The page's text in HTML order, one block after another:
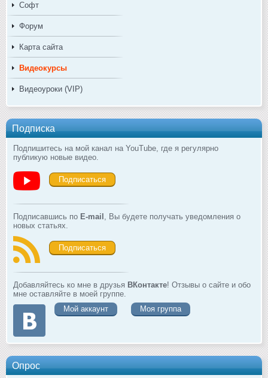
Софт
Форум
Карта сайта
Видеокурсы
Видеоуроки (VIP)
Подписка
Подпишитесь на мой канал на YouTube, где я регулярно
публикую новые видео.
Подписаться
Подписавшись по E-mail , Вы будете получать уведомления о
новых статьях.
Подписаться
Добавляйтесь ко мне в друзья ВКонтакте! Отзывы о сайте и обо
мне оставляйте в моей группе.
Мой аккаунт
Моя группа
Опрос